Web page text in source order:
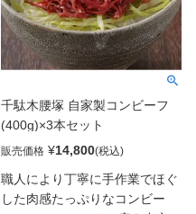
の脂から生まれる美しい霜降り
は、長く続く伝統と血統によっ
て守り続けられ、「神戸ビー
フ」と呼ばれるようになりまし
た。今日そのおいしさは海外セ
レブや著名人にも持てはやさ
れ、しばしば海外メディアにも
取り上げられています。そんな
にしてお召し上がりください。
千駄木腰塚 自家製コンビーフ
(400g)×3本セット
販売価格 ¥14,800
職人により丁寧に手作業でほぐ
した肉感たっぷりなコンビー